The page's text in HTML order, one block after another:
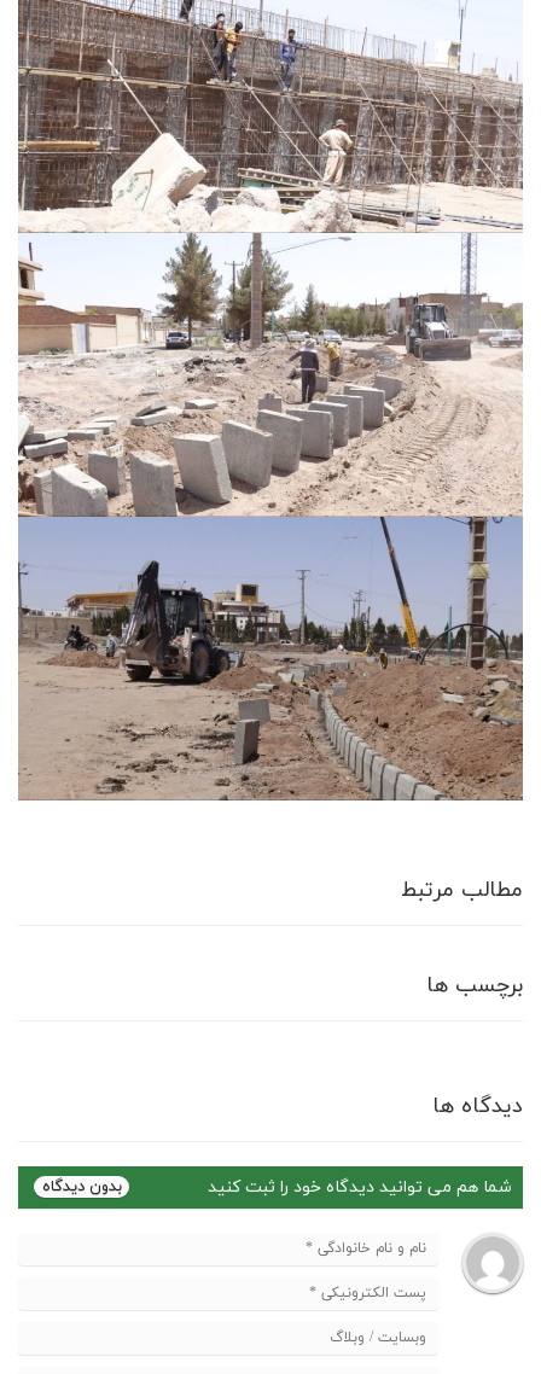
مطالب مرتبط
برچسب ها
دیدگاه ها
شما هم می توانید دیدگاه خود را ثبت کنید